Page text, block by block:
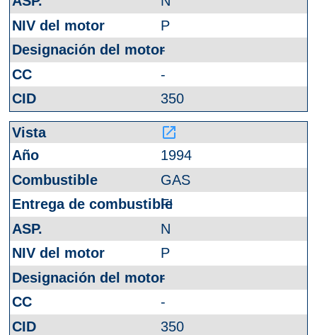
P
-
-
350
launch
1994
GAS
FI
N
P
-
-
350